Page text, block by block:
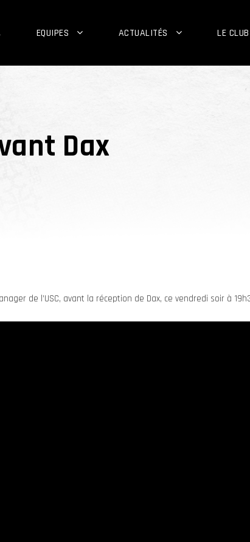
EQUIPES ACTUALITÉS LE CLUB
Dax
de l’USC, avant la réception de Dax, ce vendredi soir à